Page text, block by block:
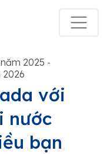
2025 -
với
nước
bạn